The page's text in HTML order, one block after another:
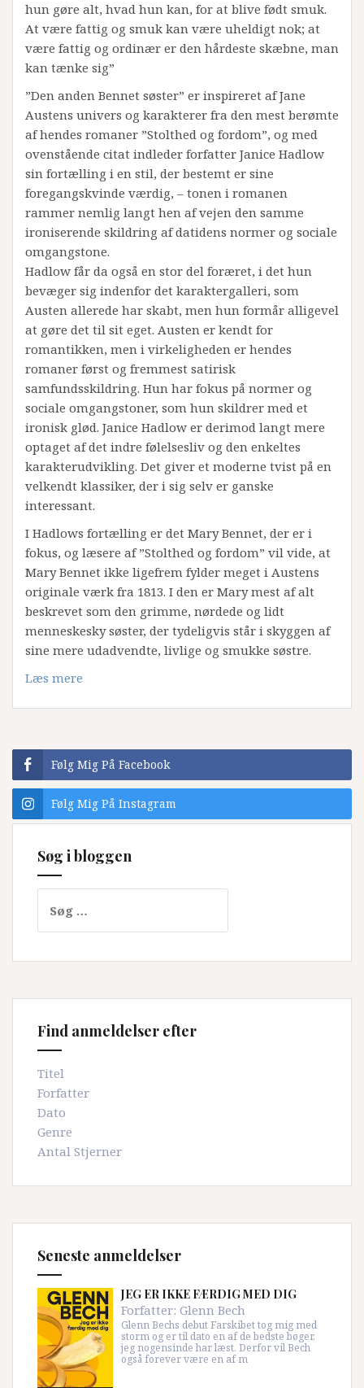
hun gøre alt, hvad hun kan, for at blive født smuk.
At være fattig og smuk kan være uheldigt nok; at
være fattig og ordinær er den hårdeste skæbne, man
kan tænke sig”
”Den anden Bennet søster” er inspireret af Jane
Austens univers og karakterer fra den mest berømte
af hendes romaner ”Stolthed og fordom”, og med
ovenstående citat indleder forfatter Janice Hadlow
sin fortælling i en stil, der bestemt er sine
foregangskvinde værdig, – tonen i romanen
rammer nemlig langt hen af vejen den samme
ironiserende skildring af datidens normer og sociale
omgangstone.
Hadlow får da også en stor del foræret, i det hun
bevæger sig indenfor det karaktergalleri, som
Austen allerede har skabt, men hun formår alligevel
at gøre det til sit eget. Austen er kendt for
romantikken, men i virkeligheden er hendes
romaner først og fremmest satirisk
samfundsskildring. Hun har fokus på normer og
sociale omgangstoner, som hun skildrer med et
ironisk glød. Janice Hadlow er derimod langt mere
optaget af det indre følelsesliv og den enkeltes
karakterudvikling. Det giver et moderne tvist på en
velkendt klassiker, der i sig selv er ganske
interessant.
I Hadlows fortælling er det Mary Bennet, der er i
fokus, og læsere af ”Stolthed og fordom” vil vide, at
Mary Bennet ikke ligefrem fylder meget i Austens
originale værk fra 1813. I den er Mary mest af alt
beskrevet som den grimme, nørdede og lidt
menneskesky søster, der tydeligvis står i skyggen af
sine mere udadvendte, livlige og smukke søstre.
Læs mere
Følg Mig På Facebook
Følg Mig På Instagram
Søg i bloggen
efter:
Find anmeldelser efter
Titel
Forfatter
Dato
Genre
Antal Stjerner
Seneste anmeldelser
JEG ER IKKE FÆRDIG MED DIG
Forfatter: Glenn Bech
Glenn Bechs debut Farskibet tog mig med
storm og er til dato en af de bedste bøger,
jeg nogensinde har læst. Derfor vil Bech
også forever være en af m